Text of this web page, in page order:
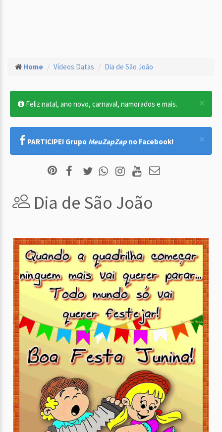
Home Vídeos Datas Dia de São João
×
Feliz natal, ano novo, carnaval, namorados e mais.
×
PARTICIPE! Grupo MeuZapZap no Facebook!
Dia de São João